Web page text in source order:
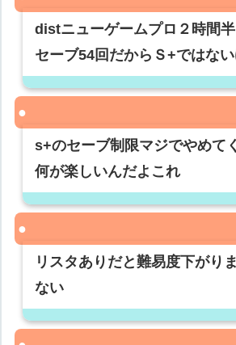
distニューゲームプロ２時間
セーブ54回だからＳ+ではな
s+のセーブ制限マジでやめて
何が楽しいんだよこれ
リスタありだと難易度下がり
ない